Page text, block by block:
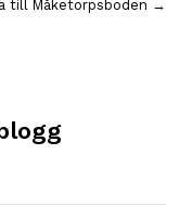
till Måketorpsboden →